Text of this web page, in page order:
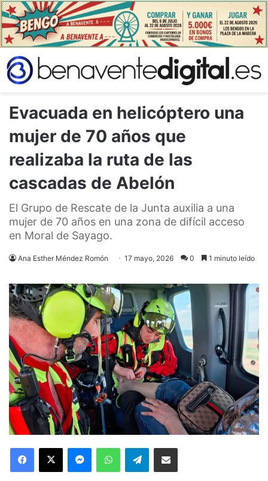
Evacuada en helicóptero una
mujer de 70 años que
realizaba la ruta de las
cascadas de Abelón
El Grupo de Rescate de la Junta auxilia a una
mujer de 70 años en una zona de difícil acceso
en Moral de Sayago.
Ana Esther Méndez Romón 17 mayo, 2026 0 1 minuto leído
Facebook
X MessengerWhatsAppTelegramCompartir via Email